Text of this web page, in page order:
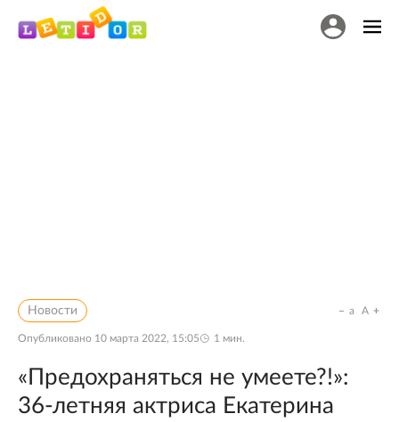
Новости
Опубликовано 10 марта 2022, 15:05 1 мин.
a A
«Предохраняться не умеете?!»:
36-летняя актриса Екатерина